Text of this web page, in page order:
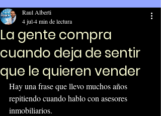
La gente compra
cuando deja de sentir
que le quieren vender
Raul Alberti
4 jul4 min de lectura
Hay una frase que llevo muchos años
repitiendo cuando hablo con asesores
inmobiliarios.